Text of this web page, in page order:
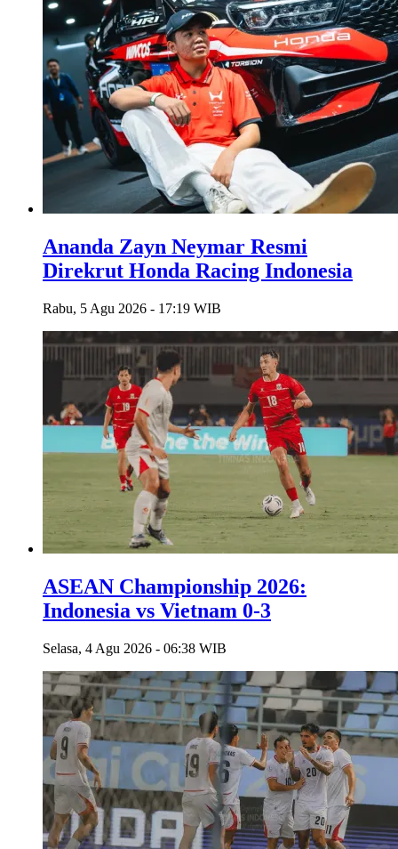
Ananda Zayn Neymar Resmi
Direkrut Honda Racing Indonesia
Rabu, 5 Agu 2026 - 17:19 WIB
ASEAN Championship 2026:
Indonesia vs Vietnam 0-3
Selasa, 4 Agu 2026 - 06:38 WIB